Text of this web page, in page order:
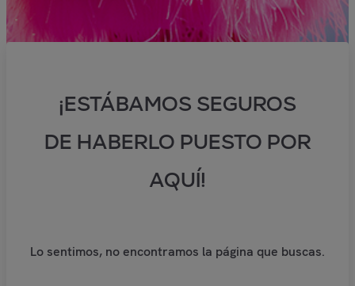
¡ESTÁBAMOS SEGUROS
DE HABERLO PUESTO POR
AQUÍ!
Lo sentimos, no encontramos la página que buscas.